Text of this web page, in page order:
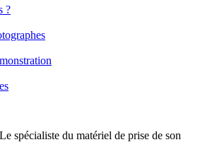
?
Le spécialiste du matériel de prise de son